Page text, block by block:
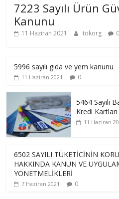
7223 Sayılı Ürün
Kanunu
11 Haziran 2021 tokorg 0
5996 sayılı gıda ve yem kanunu
11 Haziran 2021 0
5464 Sayılı
Kredi
11 Haziran
6502 SAYILI TÜKETİCİNİN
HAKKINDA KANUN VE
YÖNETMELİKLERİ
7 Haziran 2021 0